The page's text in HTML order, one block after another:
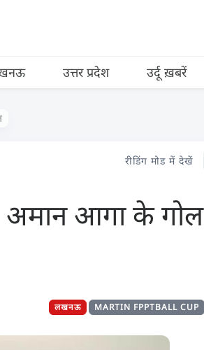
उत्तर प्रदेश उर्दू ख़बरें
रीडिंग मोड में देखें
अमान आगा के गोल
MARTIN FPPTBALL CUP
लखनऊ